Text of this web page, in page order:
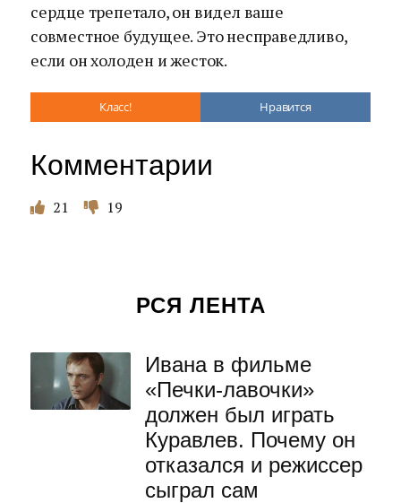
сердце трепетало, он видел ваше
совместное будущее. Это несправедливо,
если он холоден и жесток.
Класс! Нравится
Комментарии
21 19
РСЯ ЛЕНТА
Ивана в фильме
«Печки-лавочки»
должен был играть
Куравлев. Почему он
отказался и режиссер
сыграл сам